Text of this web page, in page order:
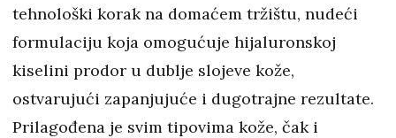
tehnološki korak na domaćem tržištu, nudeći
formulaciju koja omogućuje hijaluronskoj
kiselini prodor u dublje slojeve kože,
ostvarujući zapanjujuće i dugotrajne rezultate.
Prilagođena je svim tipovima kože, čak i